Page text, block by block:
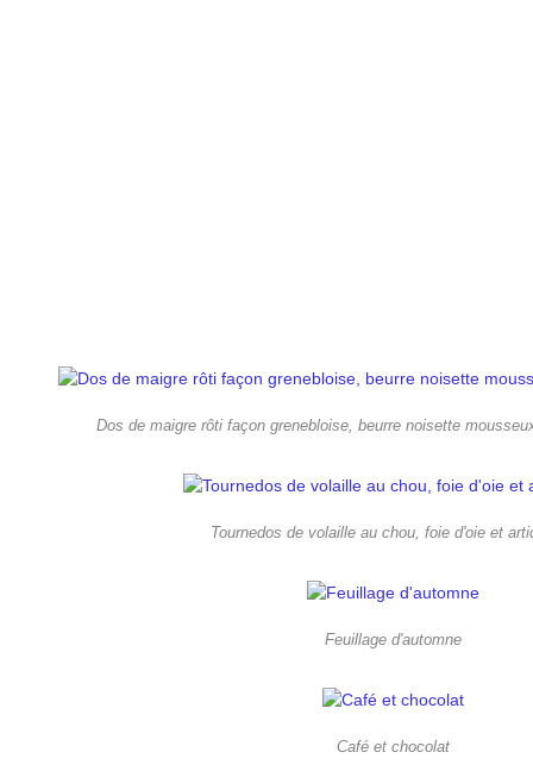
Dos de maigre rôti façon grenebloise, beurre noisette
Tournedos de volaille au chou, foie d'oie et
Feuillage d'automne
Café et chocolat